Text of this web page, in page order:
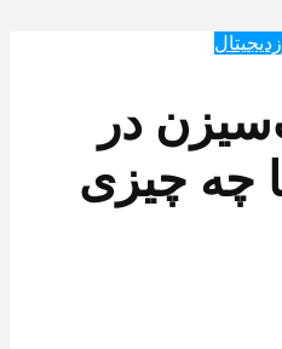
در
چه چیزی